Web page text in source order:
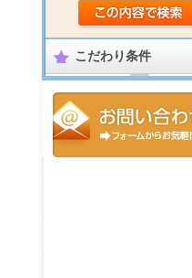
こだわり条件